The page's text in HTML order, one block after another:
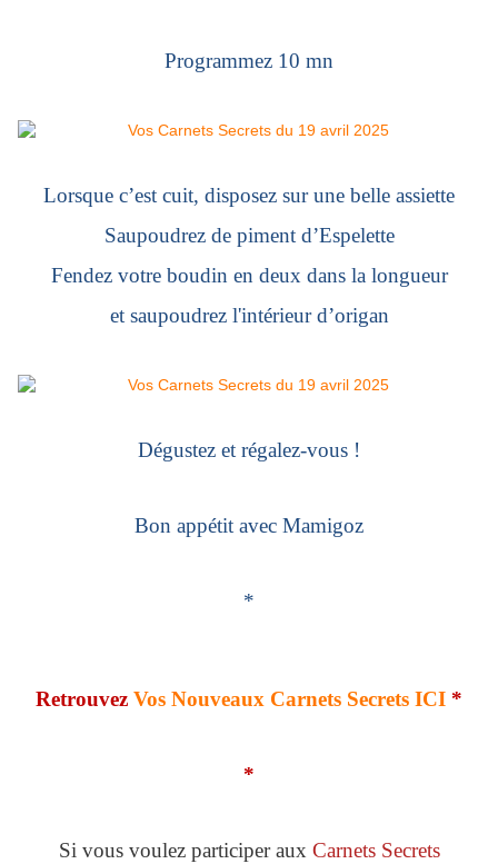
Programmez 10 mn
Lorsque c’est cuit, disposez sur une belle assiette
Saupoudrez de piment d’Espelette
Fendez votre boudin en deux dans la longueur
et saupoudrez l'intérieur d’origan
Dégustez et régalez-vous !
Bon appétit avec Mamigoz
*
Retrouvez Vos Nouveaux Carnets Secrets ICI *
*
Si vous voulez participer aux Carnets Secrets